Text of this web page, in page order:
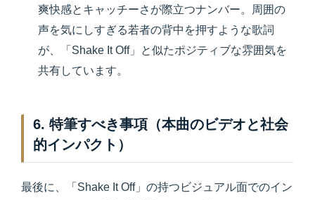
爽快感とキャッチーさが際立つナンバー。周囲の
声を気にしすぎる若者の背中を押すような歌詞
が、「Shake It Off」と似たポジティブな雰囲気を
共有しています。
6. 特筆すべき事項（本曲のビデオと社会
的インパクト）
最後に、「Shake It Off」の持つビジュアル面でのイン